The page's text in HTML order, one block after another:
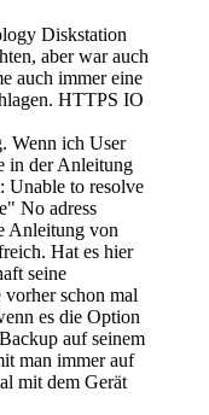
Diskstation
aber war auch
auch immer eine
HTTPS IO
Wenn ich User
in der Anleitung
Unable to resolve
No adress
Anleitung von
Hat es hier
seine
schon mal
es die Option
auf seinem
man immer auf
mit dem Gerät